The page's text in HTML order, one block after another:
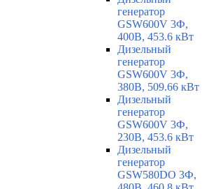
генератор
GSW600V 3Ф,
400В, 453.6 кВт
Дизельный
генератор
GSW600V 3Ф,
380В, 509.66 кВт
Дизельный
генератор
GSW600V 3Ф,
230В, 453.6 кВт
Дизельный
генератор
GSW580DO 3Ф,